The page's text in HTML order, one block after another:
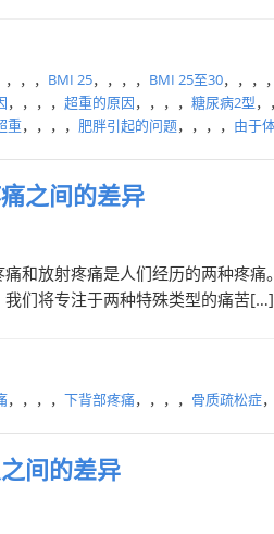
，，， BMI 25，，，， BMI 25至30，，，
，，，， 超重的原因，，，， 糖尿病2型
重，，，， 肥胖引起的问题，，，， 由于
之间的差异
和放射疼痛是人们经历的两种疼
们将专注于两种特殊类型的痛苦[…]
，，，， 下背部疼痛，，，， 骨质疏松症
间的差异